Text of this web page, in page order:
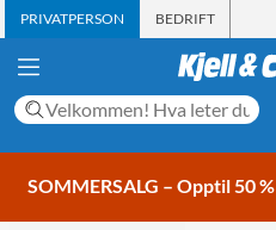
PRIVATPERSON BEDRIFT
SOMMERSALG – Opptil 50 %